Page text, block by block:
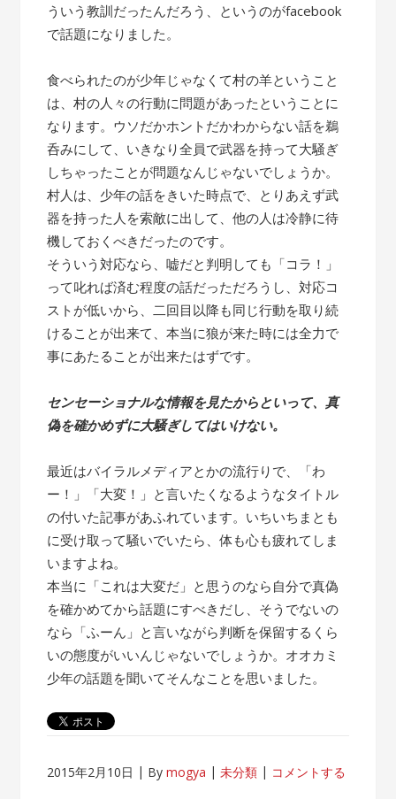
ういう教訓だったんだろう、というのがfacebook
で話題になりました。
食べられたのが少年じゃなくて村の羊ということ
は、村の人々の行動に問題があったということに
なります。ウソだかホントだかわからない話を鵜
呑みにして、いきなり全員で武器を持って大騒ぎ
しちゃったことが問題なんじゃないでしょうか。
村人は、少年の話をきいた時点で、とりあえず武
器を持った人を索敵に出して、他の人は冷静に待
機しておくべきだったのです。
そういう対応なら、嘘だと判明しても「コラ！」
って叱れば済む程度の話だっただろうし、対応コ
ストが低いから、二回目以降も同じ行動を取り続
けることが出来て、本当に狼が来た時には全力で
事にあたることが出来たはずです。
センセーショナルな情報を見たからといって、真
偽を確かめずに大騒ぎしてはいけない。
最近はバイラルメディアとかの流行りで、「わ
ー！」「大変！」と言いたくなるようなタイトル
の付いた記事があふれています。いちいちまとも
に受け取って騒いでいたら、体も心も疲れてしま
いますよね。
本当に「これは大変だ」と思うのなら自分で真偽
を確かめてから話題にすべきだし、そうでないの
なら「ふーん」と言いながら判断を保留するくら
いの態度がいいんじゃないでしょうか。オオカミ
少年の話題を聞いてそんなことを思いました。
2015年2月10日 Bymogya 未分類 コメントする